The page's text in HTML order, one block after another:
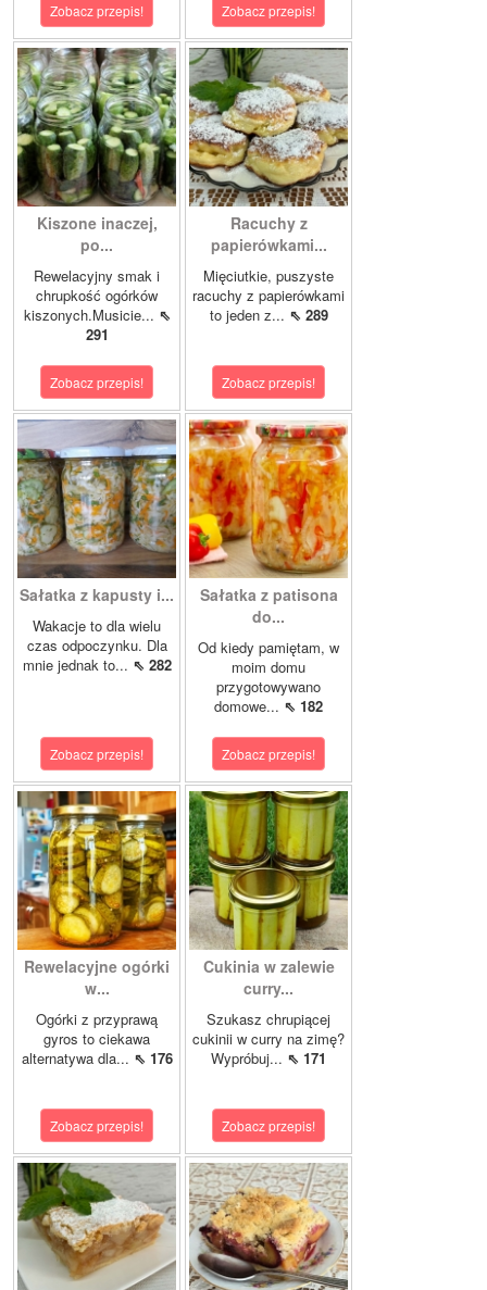
Zobacz przepis! Zobacz przepis!
Kiszone inaczej,
po...
Rewelacyjny smak i
chrupkość ogórków
kiszonych.Musicie... ⇖
291
Zobacz przepis!
Racuchy z
papierówkami...
Mięciutkie, puszyste
racuchy z papierówkami
to jeden z... ⇖ 289
Zobacz przepis!
Sałatka z kapusty i...
Wakacje to dla wielu
czas odpoczynku. Dla
mnie jednak to... ⇖ 282
Zobacz przepis!
Sałatka z patisona
do...
Od kiedy pamiętam, w
moim domu
przygotowywano
domowe... ⇖ 182
Zobacz przepis!
Rewelacyjne ogórki
w...
Ogórki z przyprawą
gyros to ciekawa
alternatywa dla... ⇖ 176
Zobacz przepis!
Cukinia w zalewie
curry...
Szukasz chrupiącej
cukinii w curry na zimę?
Wypróbuj... ⇖ 171
Zobacz przepis!